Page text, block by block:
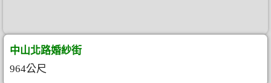
中山北路婚紗街
964公尺